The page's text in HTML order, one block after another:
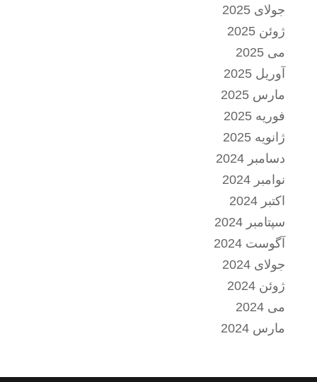
جولای 2025
ژوئن 2025
می 2025
آوریل 2025
مارس 2025
فوریه 2025
ژانویه 2025
دسامبر 2024
نوامبر 2024
اکتبر 2024
سپتامبر 2024
آگوست 2024
جولای 2024
ژوئن 2024
می 2024
مارس 2024